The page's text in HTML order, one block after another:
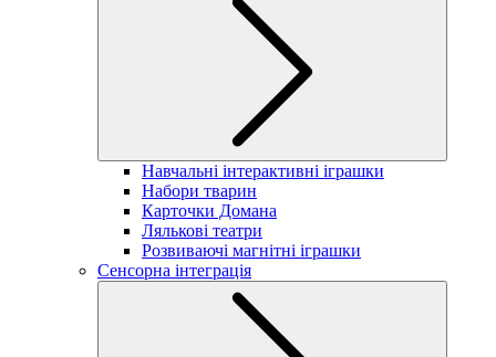
Навчальні інтерактивні іграшки
Набори тварин
Карточки Домана
Лялькові театри
Розвиваючі магнітні іграшки
Сенсорна інтеграція